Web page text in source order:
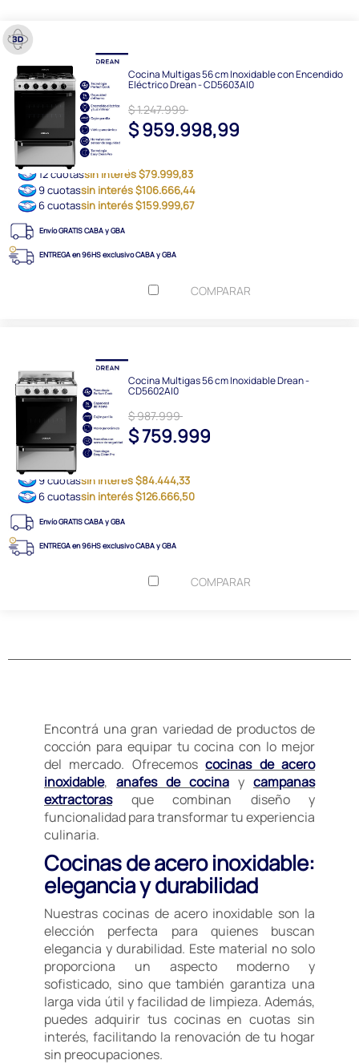
Cocina Multigas 56 cm Inoxidable con Encendido
Eléctrico Drean - CD5603AI0
$ 1.247.999
$ 959.998,99
12 cuotassin interés $79.999,83
9 cuotassin interés $106.666,44
6 cuotassin interés $159.999,67
Envío GRATIS CABA y GBA
ENTREGA en 96HS exclusivo CABA y GBA
COMPARAR
Cocina Multigas 56 cm Inoxidable Drean -
CD5602AI0
$ 987.999
$ 759.999
9 cuotassin interés $84.444,33
6 cuotassin interés $126.666,50
Envío GRATIS CABA y GBA
ENTREGA en 96HS exclusivo CABA y GBA
COMPARAR
Encontrá una gran variedad de productos de
cocción para equipar tu cocina con lo mejor
del mercado. Ofrecemoscocinas de acero
inoxidable, anafes de cocina y campanas
extractorasque combinan diseño y
funcionalidad para transformar tu experiencia
culinaria.
Cocinas de acero inoxidable:
elegancia y durabilidad
Nuestras cocinas de acero inoxidable son la
elección perfecta para quienes buscan
elegancia y durabilidad. Este material no solo
proporciona un aspecto moderno y
sofisticado, sino que también garantiza una
larga vida útil y facilidad de limpieza. Además,
puedes adquirir tus cocinas en cuotas sin
interés, facilitando la renovación de tu hogar
sin preocupaciones.